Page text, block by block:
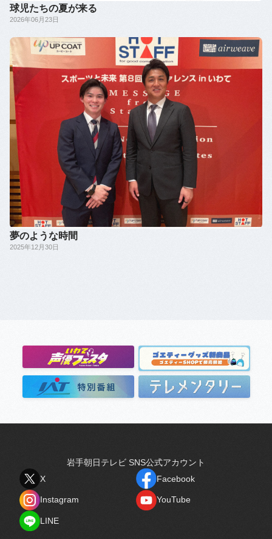
球児たちの夏が来る
2026年06月23日
夢のような時間
2025年12月30日
岩手朝日テレビ SNS公式アカウント
X
Facebook
Instagram
YouTube
LINE